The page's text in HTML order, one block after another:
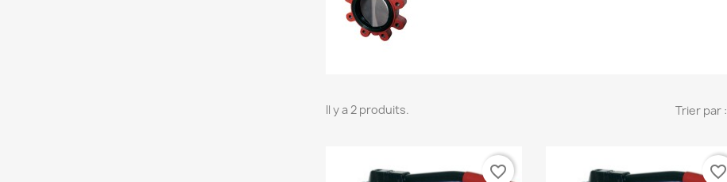
Il y a 2 produits. Trier par :
favorite_border favorite_border